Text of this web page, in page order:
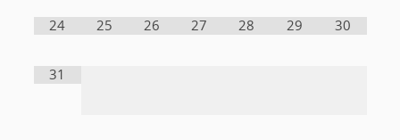
24 25 26 27 28 29 30
31